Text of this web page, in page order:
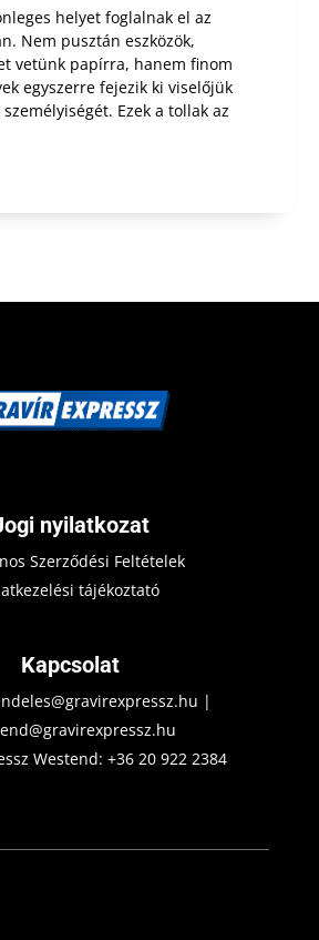
helyet foglalnak el az
Nem pusztán eszközök,
vetünk papírra, hanem finom
egyszerre fejezik ki viselőjük
Ezek a tollak az
nyilatkozat
Szerződési Feltételek
tájékoztató
Kapcsolat
|
Westend:+36 20 922 2384